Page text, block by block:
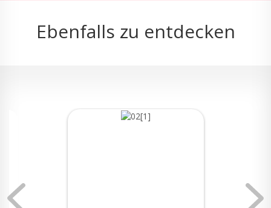
Ebenfalls zu entdecken